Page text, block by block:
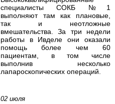
специалисты СОКБ №1
выполняют там как плановые,
так и неотложные
вмешательства. За три недели
работы в Ивделе они оказали
помощь более чем 60
пациентам, в том числе
выполнив несколько
лапароскопических операций.
02 июля